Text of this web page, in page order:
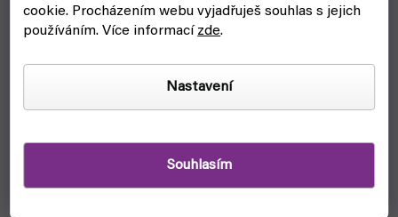
cookie. Procházením webu vyjadřuješ souhlas s jejich
používáním. Více informacízde.
Nastavení
Souhlasím
Stojan na barvy a štětce: AV Corner Paint mod. 26008
(Vallejo)